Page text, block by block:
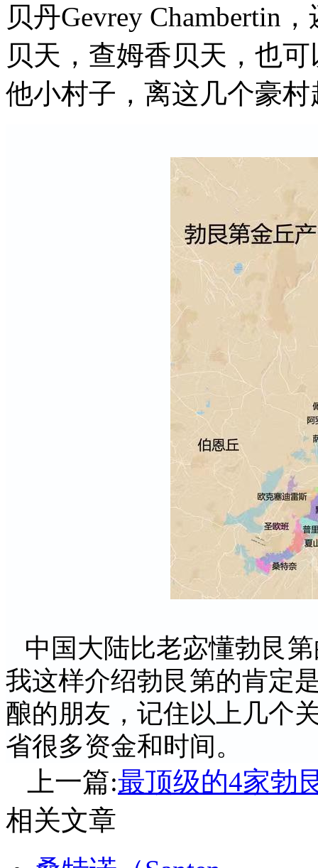
贝丹Gevrey Chambertin
贝天，查姆香贝天，也
他小村子，离这几个豪
中国大陆比老宓懂勃艮
我这样介绍勃艮第的肯定
酿的朋友，记住以上几个
省很多资金和时间。
上一篇:最顶级的4家勃
相关文章